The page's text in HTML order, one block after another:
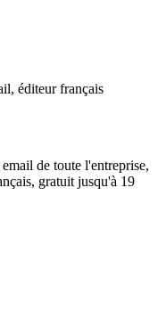
éditeur français
de toute l'entreprise,
gratuit jusqu'à 19